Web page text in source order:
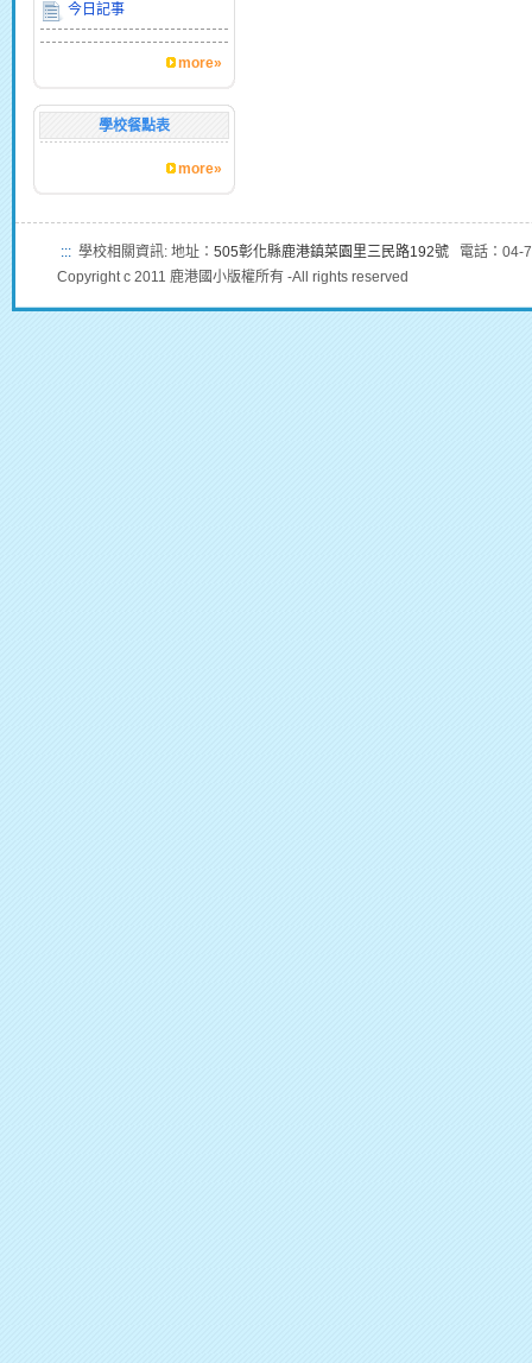
今日記事
more»
學校餐點表
more»
::: 學校相關資訊: 地址： 505彰化縣鹿港鎮菜園里三民路192號 電話：04-
Copyright c 2011 鹿港國小版權所有 -All rights reserved